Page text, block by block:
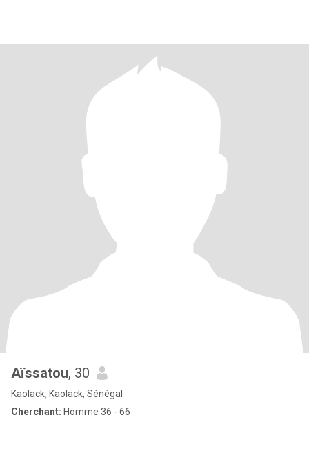
Aïssatou, 30
Kaolack, Kaolack, Sénégal
Cherchant: Homme 36 - 66